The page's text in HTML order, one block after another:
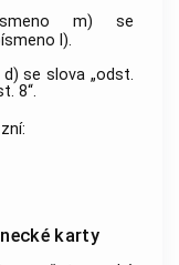
m) se
l).
se slova „odst.
8“.
karty